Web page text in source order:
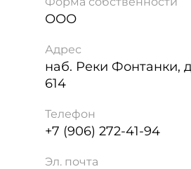
ООО
Адрес
наб. Реки Фонтанки,
614
Телефон
+7 (906) 272-41-94
Эл. почта